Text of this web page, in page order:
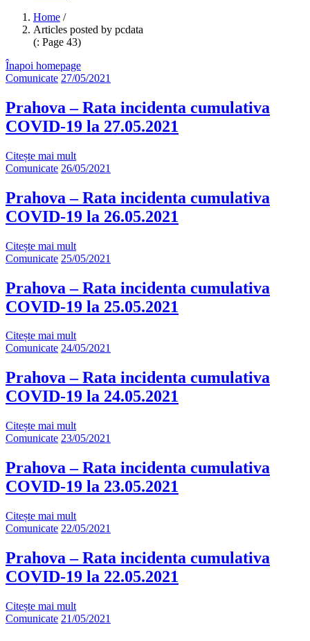
Home /
Articles posted by pcdata
(: Page 43)
Înapoi homepage
Comunicate 27/05/2021
Prahova – Rata incidenta cumulativa
COVID-19 la 27.05.2021
Citește mai mult
Comunicate 26/05/2021
Prahova – Rata incidenta cumulativa
COVID-19 la 26.05.2021
Citește mai mult
Comunicate 25/05/2021
Prahova – Rata incidenta cumulativa
COVID-19 la 25.05.2021
Citește mai mult
Comunicate 24/05/2021
Prahova – Rata incidenta cumulativa
COVID-19 la 24.05.2021
Citește mai mult
Comunicate 23/05/2021
Prahova – Rata incidenta cumulativa
COVID-19 la 23.05.2021
Citește mai mult
Comunicate 22/05/2021
Prahova – Rata incidenta cumulativa
COVID-19 la 22.05.2021
Citește mai mult
Comunicate 21/05/2021